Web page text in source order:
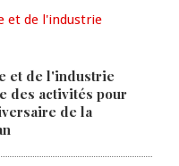
et de l'industrie
des activités pour
de la